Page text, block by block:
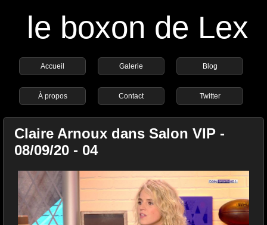
le boxon de Lex
Accueil Galerie Blog
À propos Contact Twitter
Claire Arnoux dans Salon VIP -
08/09/20 - 04